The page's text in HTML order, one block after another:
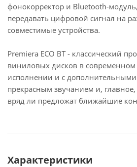
фонокорректор и Bluetooth-
передавать цифровой сигнал на
совместимые устройства.
Premiera ECO BT - классический
виниловых дисков в современном
исполнении и с
прекрасным звучанием и,
вряд ли предложат ближайшие
Характеристики